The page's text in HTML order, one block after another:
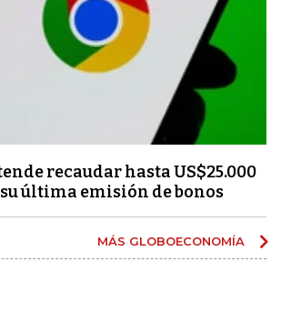
recaudar hasta US$25.000
última emisión de bonos
MÁS GLOBOECONOMÍA